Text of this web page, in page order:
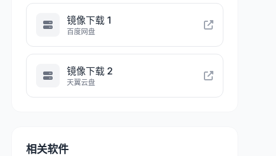
镜像下载 1
百度网盘
镜像下载 2
天翼云盘
相关软件